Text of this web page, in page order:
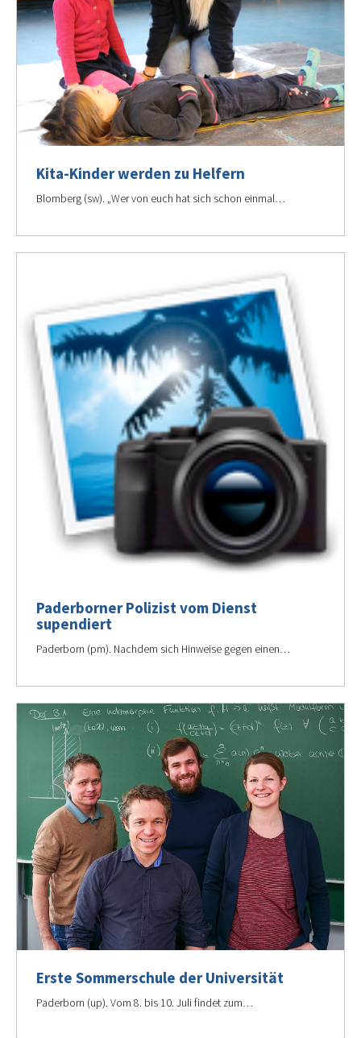
Kita-Kinder werden zu Helfern
Blomberg (sw). „Wer von euch hat sich schon einmal…
Paderborner Polizist vom Dienst
supendiert
Paderborn (pm). Nachdem sich Hinweise gegen einen…
Erste Sommerschule der Universität
Paderborn (up). Vom 8. bis 10. Juli findet zum…